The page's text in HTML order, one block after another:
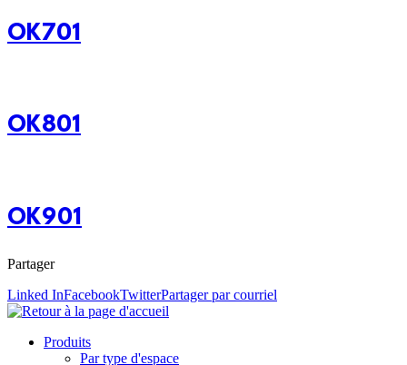
OK701
OK801
OK901
Partager
Linked InFacebookTwitterPartager par courriel
Produits
Par type d'espace